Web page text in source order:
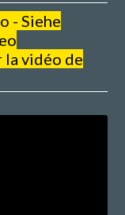
- Siehe
la vidéo de